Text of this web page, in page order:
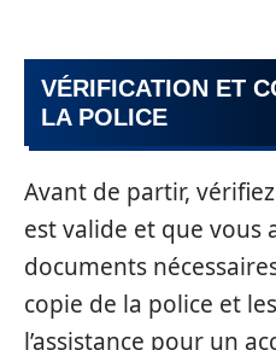
VÉRIFICATION ET
LA POLICE
Avant de partir,
est valide et que vous
documents
copie de la police et
l’assistance pour un